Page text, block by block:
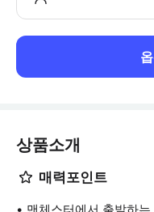
상품소개
매력포인트